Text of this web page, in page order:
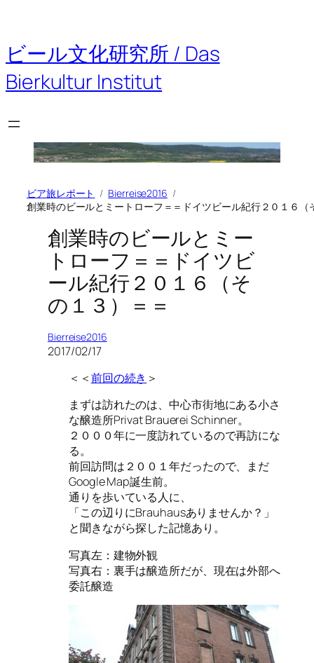
を
ス
キ
ッ
ビール文化研究所 / Das
Bierkultur Institut
ビア旅レポート
Bierreise2016
創業時のビールとミートローフ＝＝ドイツビール紀行２０１６（
創業時のビールとミー
トローフ＝＝ドイツビ
ール紀行２０１６（そ
の１３）＝＝
Bierreise2016
2017/02/17
＜＜前回の続き ＞
まずは訪れたのは、中心市街地にある小さ
な醸造所Privat Brauerei Schinner。
２０００年に一度訪れているので再訪にな
る。
前回訪問は２００１年だったので、まだ
Google Map誕生前。
通りを歩いている人に、
「この辺りにBrauhausありませんか？」
と聞きながら探した記憶あり。
写真左：建物外観
写真右：裏手は醸造所だが、現在は外部へ
委託醸造